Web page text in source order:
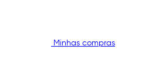
Minhas compras